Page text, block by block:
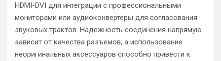
HDMI-DVI для интеграции с профессиональными
мониторами или аудиоконвертеры для согласования
звуковых трактов. Надежность соединения напрямую
зависит от качества разъемов, а использование
неоригинальных аксессуаров способно привести к